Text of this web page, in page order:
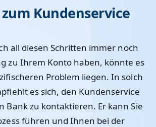
Kundenservice
all diesen Schritten immer noch
zu Ihrem Konto haben, könnte es
Problem liegen. In solch
es sich, den Kundenservice
Bank zu kontaktieren. Er kann Sie
führen und Ihnen bei der